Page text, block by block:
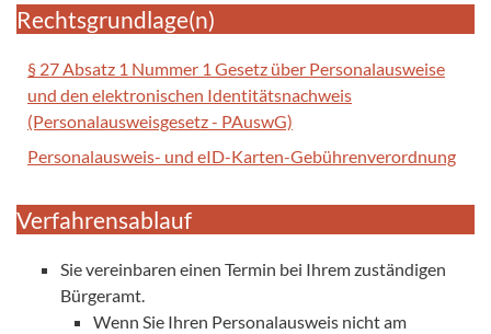
Rechtsgrundlage(n)
§ 27 Absatz 1 Nummer 1 Gesetz über Personalausweise
und den elektronischen Identitätsnachweis
(Personalausweisgesetz - PAuswG)
Personalausweis- und eID-Karten-Gebührenverordnung
Verfahrensablauf
Sie vereinbaren einen Termin bei Ihrem zuständigen
Bürgeramt.
Wenn Sie Ihren Personalausweis nicht am